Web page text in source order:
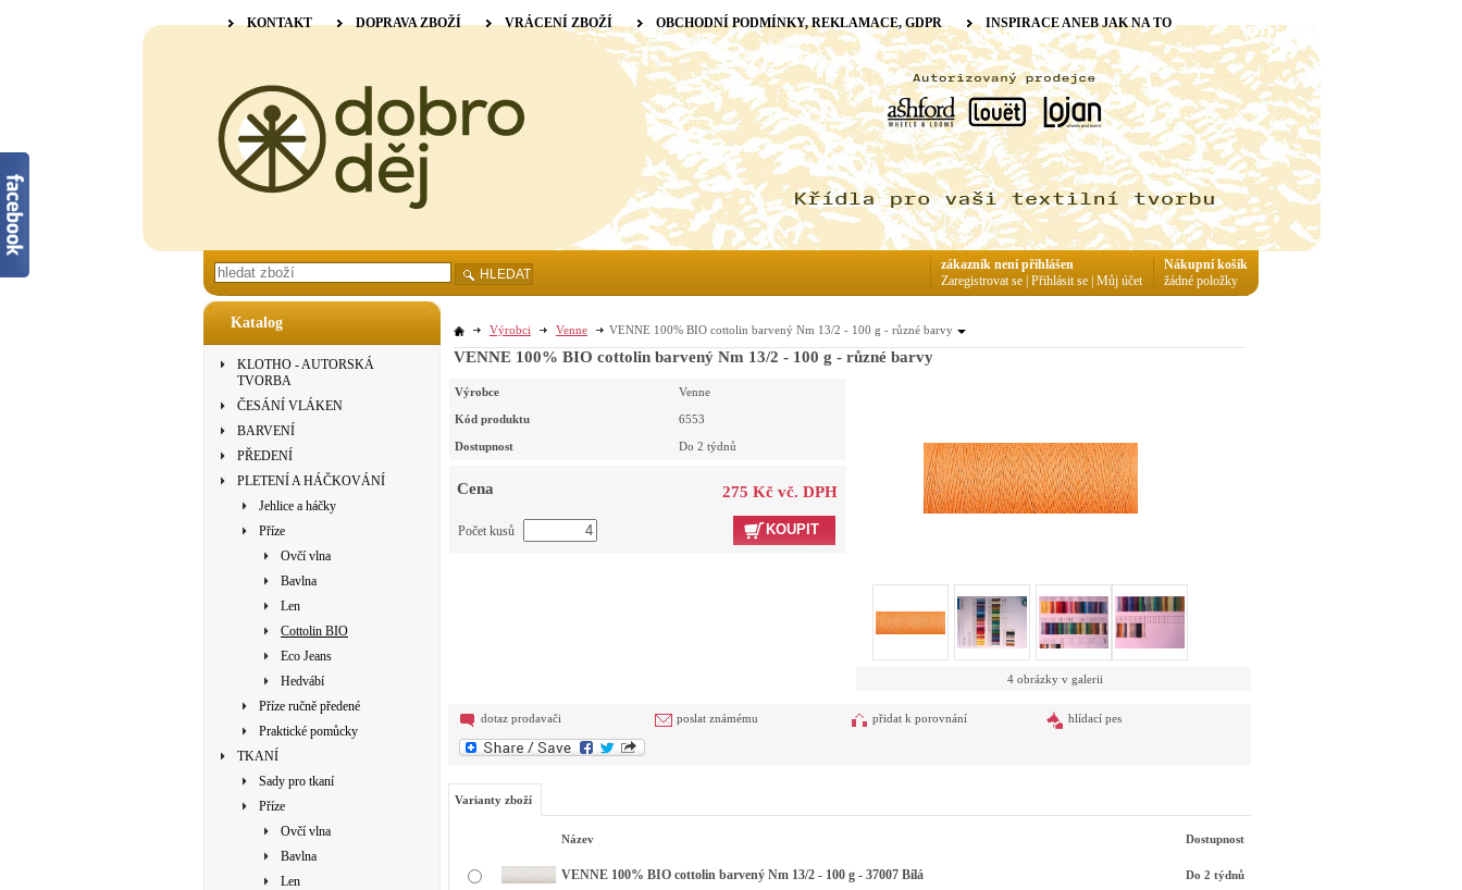
Katalog
KLOTHO - AUTORSKÁ
TVORBA
ČESÁNÍ VLÁKEN
BARVENÍ
PŘEDENÍ
PLETENÍ A HÁČKOVÁNÍ
Jehlice a háčky
Příze
Ovčí vlna
Bavlna
Len
Cottolin BIO
Eco Jeans
Hedvábí
Příze ručně předené
Praktické pomůcky
TKANÍ
Sady pro tkaní
Příze
Ovčí vlna
Bavlna
Len
Výrobci Venne VENNE 100% BIO cottolin barvený Nm 13/2 - 100 g - různé barvy
VENNE 100% BIO cottolin barvený Nm 13/2 - 100 g - různé barvy
Výrobce Venne
Kód produktu 6553
Dostupnost Do 2 týdnů
Cena 275 Kč vč. DPH
KOUPIT
Počet kusů
4 obrázky v galerii
dotaz prodavači poslat známému přidat k porovnání hlídací pes
Varianty zboží
Název Dostupnost
VENNE 100% BIO cottolin barvený Nm 13/2 - 100 g - 37007 Bílá Do 2 týdnů
KONTAKT DOPRAVA ZBOŽÍ VRÁCENÍ ZBOŽÍ OBCHODNÍ PODMÍNKY, REKLAMACE, GDPR INSPIRACE ANEB JAK NA TO
HLEDAT
Nákupní košík
žádné položky
zákazník není přihlášen
Zaregistrovat se Přihlásit se Můj účet